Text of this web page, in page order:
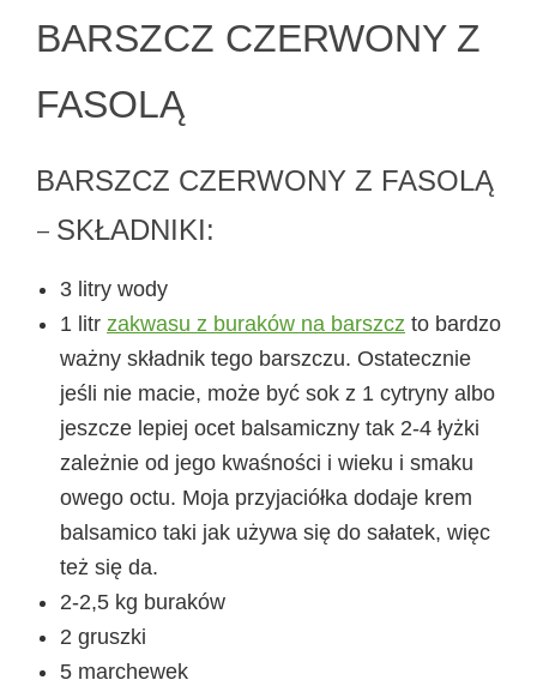
BARSZCZ CZERWONY Z
FASOLĄ
BARSZCZ CZERWONY Z FASOLĄ
– SKŁADNIKI:
3 litry wody
1 litr zakwasu z buraków na barszcz to bardzo
ważny składnik tego barszczu. Ostatecznie
jeśli nie macie, może być sok z 1 cytryny albo
jeszcze lepiej ocet balsamiczny tak 2-4 łyżki
zależnie od jego kwaśności i wieku i smaku
owego octu. Moja przyjaciółka dodaje krem
balsamico taki jak używa się do sałatek, więc
też się da.
2-2,5 kg buraków
2 gruszki
5 marchewek